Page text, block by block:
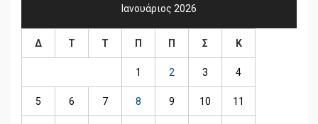
Ιανουάριος 2026
Δ Τ Τ Π Π Σ Κ
1 2 3 4
5 6 7 8 9 10 11